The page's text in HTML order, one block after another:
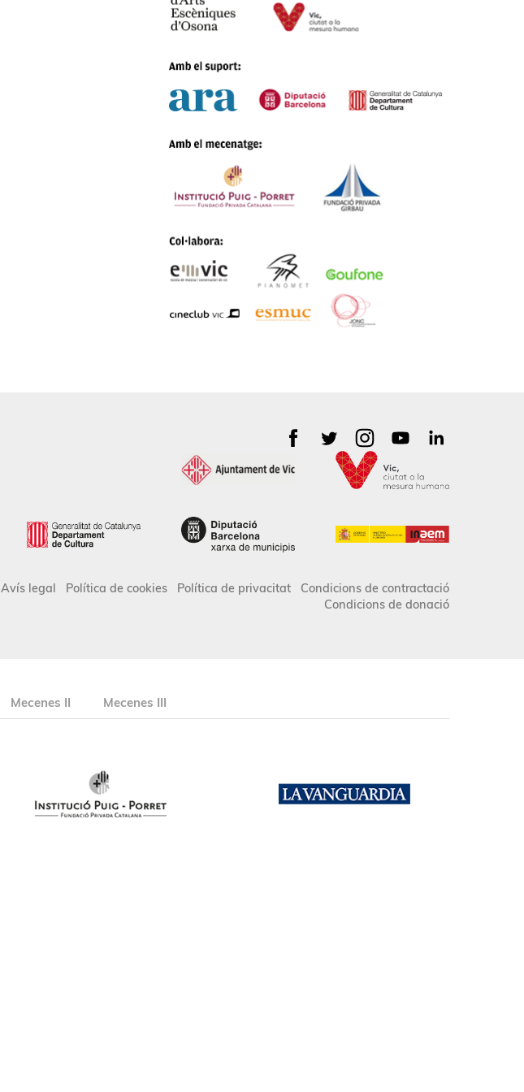
Avís legal Política de cookies Política de privacitat
Condicions de contractació
Condicions de donació
Mecenes II Mecenes III